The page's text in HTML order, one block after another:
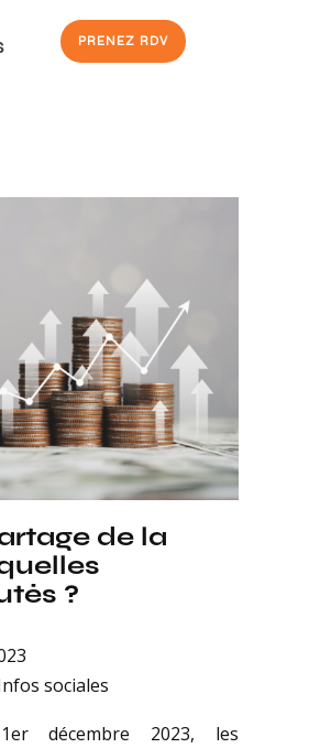
PRENEZ RDV
de la
?
sociales
décembre 2023, les